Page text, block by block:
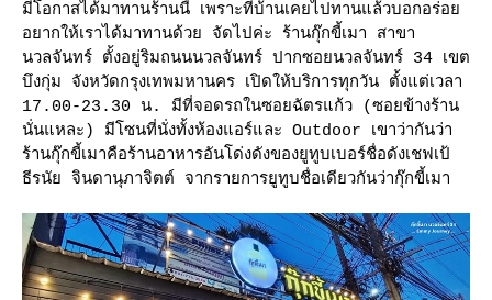
มีโอกาสได้มาทานร้านนี้ เพราะที่บ้านเคยไปทานแล้วบอกอร่อ
อยากให้เราได้มาทานด้วย จัดไปค่ะ ร้านกุ๊กขี้เมา สาขา
นวลจันทร์ ตั้งอยู่ริมถนนนวลจันทร์ ปากซอยนวลจันทร์ 34 เขต
บึงกุ่ม จังหวัดกรุงเทพมหานคร เปิดให้บริการทุกวัน ตั้งแต่เวลา
17.00-23.30 น. มีที่จอดรถในซอยฉัตรแก้ว (ซอยข้างร้าน
นั่นแหละ) มีโซนที่นั่งทั้งห้องแอร์และ Outdoor เขาว่ากันว่า
ร้านกุ๊กขี้เมาคือร้านอาหารอันโด่งดังของยูทูบเบอร์ชื่อดังเชฟเป้
ธีรนัย จินดานุภาจิตต์ จากรายการยูทูบชื่อเดียวกันว่ากุ๊กขี้เมา